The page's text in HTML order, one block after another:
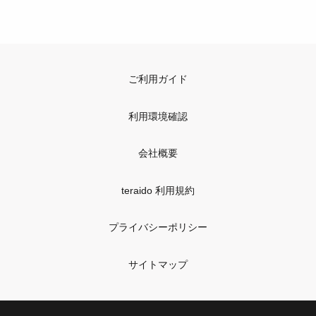
ご利用ガイド
利用環境確認
会社概要
teraido 利用規約
プライバシーポリシー
サイトマップ